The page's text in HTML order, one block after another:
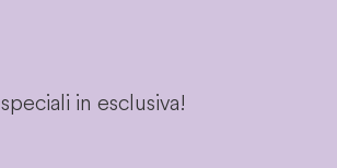
speciali in esclusiva!